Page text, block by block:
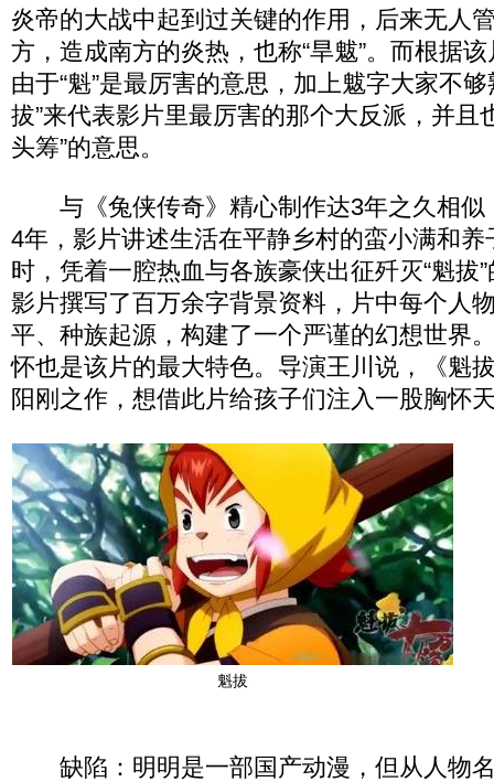
炎帝的大战中起到过关键的作用，后来无人
方，造成南方的炎热，也称“旱魃”。而根据
由于“魁”是最厉害的意思，加上魃字大家不
拔”来代表影片里最厉害的那个大反派，并且
头筹”的意思。
与《兔侠传奇》精心制作达3年之久相似
4年，影片讲述生活在平静乡村的蛮小满和养
时，凭着一腔热血与各族豪侠出征歼灭“魁拔
影片撰写了百万余字背景资料，片中每个人
平、种族起源，构建了一个严谨的幻想世界
怀也是该片的最大特色。导演王川说，《魁
阳刚之作，想借此片给孩子们注入一股胸怀
魁拔
缺陷：明明是一部国产动漫，但从人物